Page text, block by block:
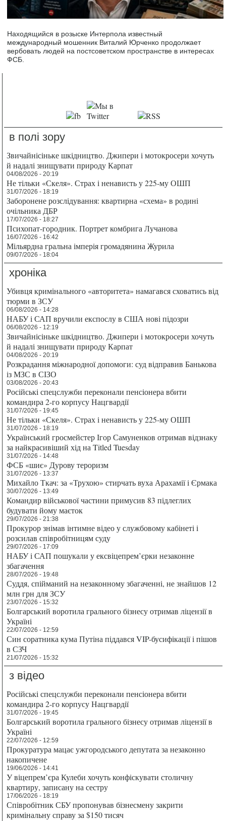
Находящийся в розыске Интерпола известный
международный мошенник Виталий Юрченко продолжает
вербовать людей на постсоветском пространстве в интересах
ФСБ.
в полі зору
Звичайнісіньке шкідництво. Джипери і мотокросери хочуть
й надалі знищувати природу Карпат
04/08/2026 - 20:19
Не тільки «Скеля». Страх і ненависть у 225-му ОШП
31/07/2026 - 18:19
Заборонене розслідування: квартирна «схема» в родині
очільника ДБР
17/07/2026 - 18:27
Психопат-городник. Портрет комбрига Лучанова
16/07/2026 - 16:42
Мільярдна гральна імперія громадянина Журила
09/07/2026 - 18:04
хроніка
Убивця кримінального «авторитета» намагався сховатись від
тюрми в ЗСУ
06/08/2026 - 14:28
НАБУ і САП вручили експослу в США нові підозри
06/08/2026 - 12:19
Звичайнісіньке шкідництво. Джипери і мотокросери хочуть
й надалі знищувати природу Карпат
04/08/2026 - 20:19
Розкрадання міжнародної допомоги: суд відправив Банькова
із МЗС в СІЗО
03/08/2026 - 20:43
Російські спецслужби переконали пенсіонера вбити
командира 2-го корпусу Нацгвардії
31/07/2026 - 19:45
Не тільки «Скеля». Страх і ненависть у 225-му ОШП
31/07/2026 - 18:19
Український гросмейстер Ігор Самуненков отримав відзнаку
за найкрасивіший хід на Titled Tuesday
31/07/2026 - 14:48
ФСБ «шиє» Дурову тероризм
31/07/2026 - 13:37
Михайло Ткач: за «Трухою» стирчать вуха Арахамії і Єрмака
30/07/2026 - 13:49
Командир військової частини примусив 83 підлеглих
будувати йому маєток
29/07/2026 - 21:38
Прокурор знімав інтимне відео у службовому кабінеті і
розсилав співробітницям суду
29/07/2026 - 17:09
НАБУ і САП пошукали у ексвіцепрем’єрки незаконне
збагачення
28/07/2026 - 19:48
Суддя, спійманий на незаконному збагаченні, не знайшов 12
млн грн для ЗСУ
23/07/2026 - 15:32
Болгарський воротила грального бізнесу отримав ліцензії в
Україні
22/07/2026 - 12:59
Син соратника кума Путіна піддався VIP-бусифікації і пішов
в СЗЧ
21/07/2026 - 15:32
з відео
Російські спецслужби переконали пенсіонера вбити
командира 2-го корпусу Нацгвардії
31/07/2026 - 19:45
Болгарський воротила грального бізнесу отримав ліцензії в
Україні
22/07/2026 - 12:59
Прокуратура мацає ужгородського депутата за незаконно
накопичене
19/06/2026 - 14:41
У віцепрем’єра Кулеби хочуть конфіскувати столичну
квартиру, записану на сестру
17/06/2026 - 18:19
Співробітник СБУ пропонував бізнесмену закрити
кримінальну справу за $150 тисяч